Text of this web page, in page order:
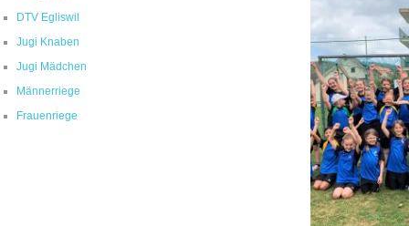
DTV Egliswil
Jugi Knaben
Jugi Mädchen
Männerriege
Frauenriege